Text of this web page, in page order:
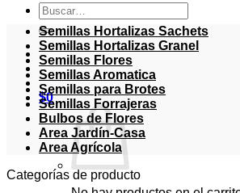
Buscar
por:
$0
Semillas Hortalizas Sachets
Semillas Hortalizas Granel
Semillas Flores
Semillas Aromatica
Semillas para Brotes
Semillas Forrajeras
Bulbos de Flores
Area Jardín-Casa
Area Agrícola
Categorías de producto